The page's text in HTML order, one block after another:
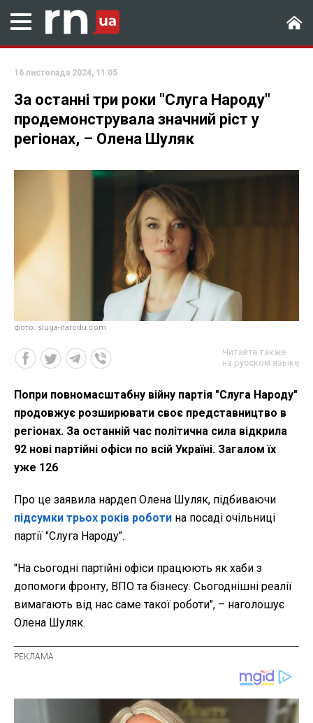
16 листопада 2024, 11:05
За останні три роки "Слуга Народу"
продемонструвала значний ріст у
регіонах, – Олена Шуляк
фото: sluga-narodu.com
Читайте также
на русском языке
Попри повномасштабну війну партія "Слуга Народу"
продовжує розширювати своє представництво в
регіонах. За останній час політична сила відкрила
92 нові партійні офіси по всій Україні. Загалом їх
уже 126
Про це заявила нардеп Олена Шуляк, підбиваючи
підсумки трьох років роботи на посаді очільниці
партії "Слуга Народу".
"На сьогодні партійні офіси працюють як хаби з
допомоги фронту, ВПО та бізнесу. Сьогоднішні реалії
вимагають від нас саме такої роботи", – наголошує
Олена Шуляк.